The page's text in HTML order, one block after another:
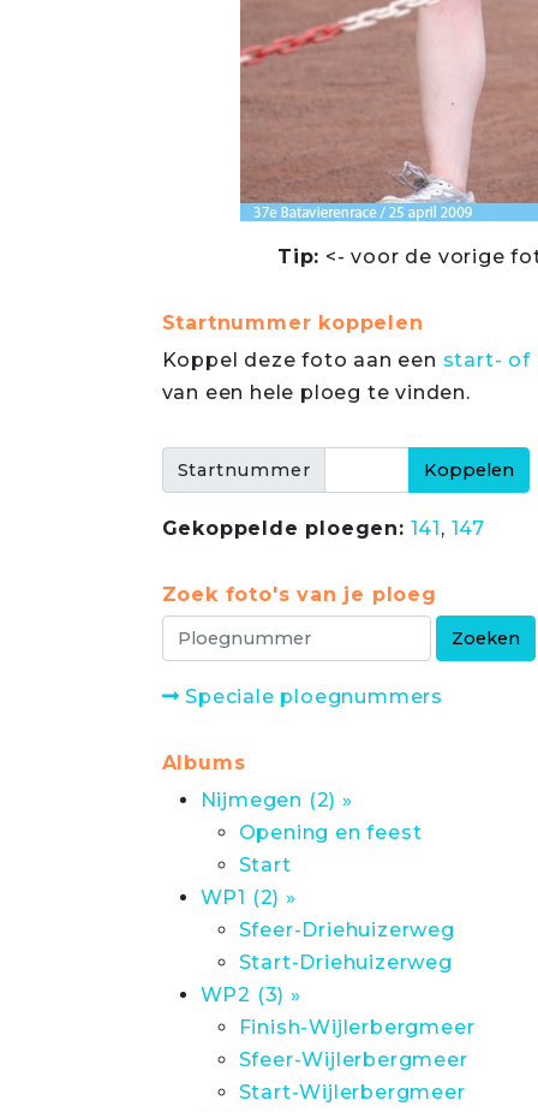
Tip: <- voor de vorige
Startnummer koppelen
Koppel deze foto aan een start- of
van een hele ploeg te vinden.
Startnummer
Gekoppelde ploegen: 141, 147
Zoek foto's van je ploeg
Speciale ploegnummers
Albums
Nijmegen (2) »
Opening en feest
Start
WP1 (2) »
Sfeer-Driehuizerweg
Start-Driehuizerweg
WP2 (3) »
Finish-Wijlerbergmeer
Sfeer-Wijlerbergmeer
Start-Wijlerbergmeer